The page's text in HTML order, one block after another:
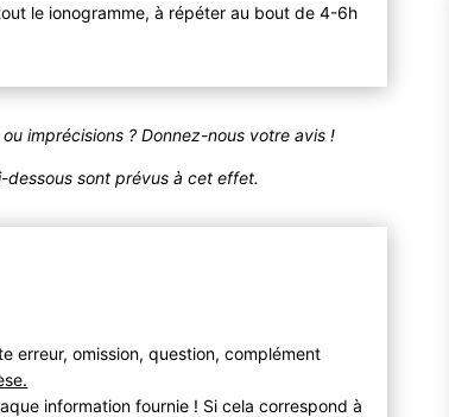
le ionogramme, à répéter au bout de 4-6h
imprécisions ? Donnez-nous votre avis !
sont prévus à cet effet.
erreur, omission, question, complément
information fournie ! Si cela correspond à